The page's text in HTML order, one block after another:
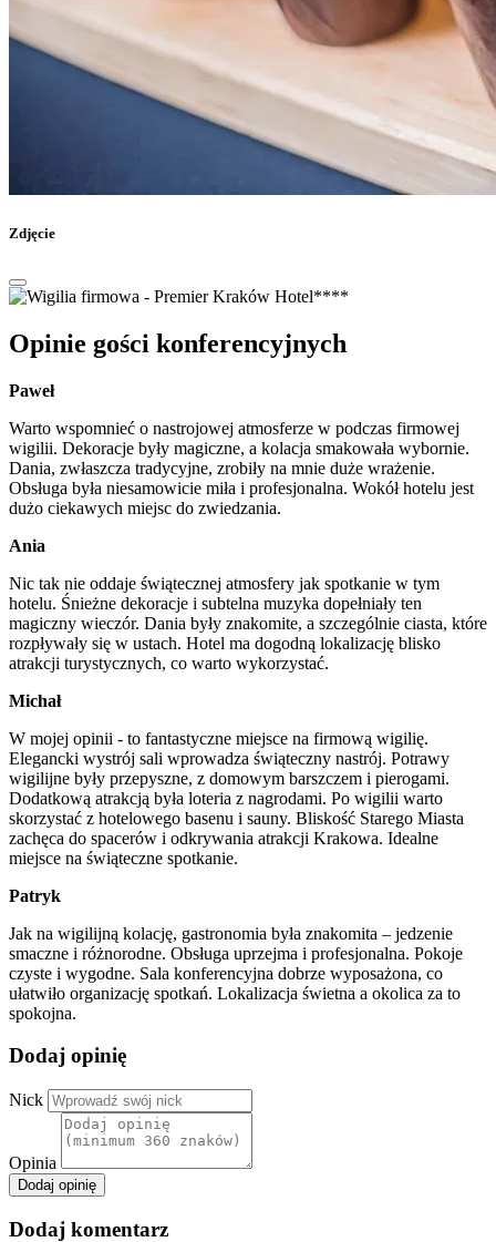
Zdjęcie
Opinie gości konferencyjnych
Paweł
Warto wspomnieć o nastrojowej atmosferze w podczas firmowej
wigilii. Dekoracje były magiczne, a kolacja smakowała wybornie.
Dania, zwłaszcza tradycyjne, zrobiły na mnie duże wrażenie.
Obsługa była niesamowicie miła i profesjonalna. Wokół hotelu jest
dużo ciekawych miejsc do zwiedzania.
Ania
Nic tak nie oddaje świątecznej atmosfery jak spotkanie w tym
hotelu. Śnieżne dekoracje i subtelna muzyka dopełniały ten
magiczny wieczór. Dania były znakomite, a szczególnie ciasta, które
rozpływały się w ustach. Hotel ma dogodną lokalizację blisko
atrakcji turystycznych, co warto wykorzystać.
Michał
W mojej opinii - to fantastyczne miejsce na firmową wigilię.
Elegancki wystrój sali wprowadza świąteczny nastrój. Potrawy
wigilijne były przepyszne, z domowym barszczem i pierogami.
Dodatkową atrakcją była loteria z nagrodami. Po wigilii warto
skorzystać z hotelowego basenu i sauny. Bliskość Starego Miasta
zachęca do spacerów i odkrywania atrakcji Krakowa. Idealne
miejsce na świąteczne spotkanie.
Patryk
Jak na wigilijną kolację, gastronomia była znakomita – jedzenie
smaczne i różnorodne. Obsługa uprzejma i profesjonalna. Pokoje
czyste i wygodne. Sala konferencyjna dobrze wyposażona, co
ułatwiło organizację spotkań. Lokalizacja świetna a okolica za to
spokojna.
Dodaj opinię
Nick
Opinia
Dodaj opinię
Dodaj komentarz